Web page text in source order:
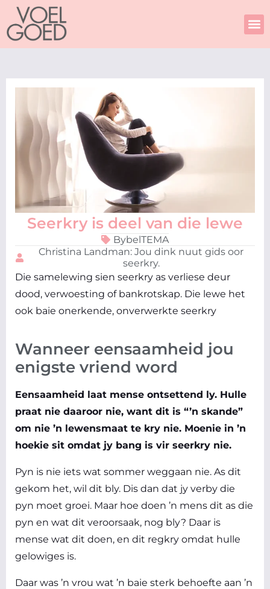
Skip
content
Seerkry is deel van die lewe
BybelTEMA
Christina Landman: Jou dink nuut gids oor
seerkry.
Die samelewing sien seerkry as verliese deur
dood, verwoesting of bankrotskap. Die lewe het
ook baie onerkende, onverwerkte seerkry
Wanneer eensaamheid jou
enigste vriend word
Eensaamheid laat mense ontsettend ly. Hulle
praat nie daaroor nie, want dit is “’n skande”
om nie ’n lewensmaat te kry nie. Moenie in ’n
hoekie sit omdat jy bang is vir seerkry nie.
Pyn is nie iets wat sommer weggaan nie. As dit
gekom het, wil dit bly. Dis dan dat jy verby die
pyn moet groei. Maar hoe doen ’n mens dit as die
pyn en wat dit veroorsaak, nog bly? Daar is
mense wat dit doen, en dit regkry omdat hulle
gelowiges is.
Daar was ’n vrou wat ’n baie sterk behoefte aan ’n